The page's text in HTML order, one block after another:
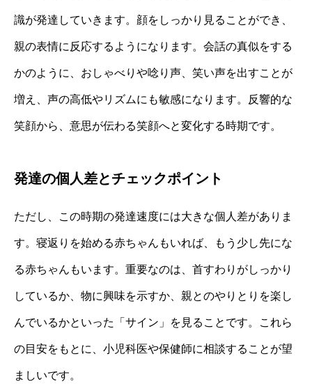
識が発達していきます。顔をしっかり見ることができ、
親の表情に反応するようになります。会話の真似をする
かのように、おしゃべりや唸り声、笑い声を出すことが
増え、声の高低やリズムにも敏感になります。反響的な
笑顔から、意思が伝わる笑顔へと変化する時期です。
発達の個人差とチェックポイント
ただし、この時期の発達速度には大きな個人差がありま
す。寝返りを始める赤ちゃんもいれば、もう少し先にな
る赤ちゃんもいます。重要なのは、首すわりがしっかり
しているか、物に興味を示すか、親とのやりとりを楽し
んでいるかといった「サイン」を見ることです。これら
の目安をもとに、小児科医や保健師に相談することが望
ましいです。